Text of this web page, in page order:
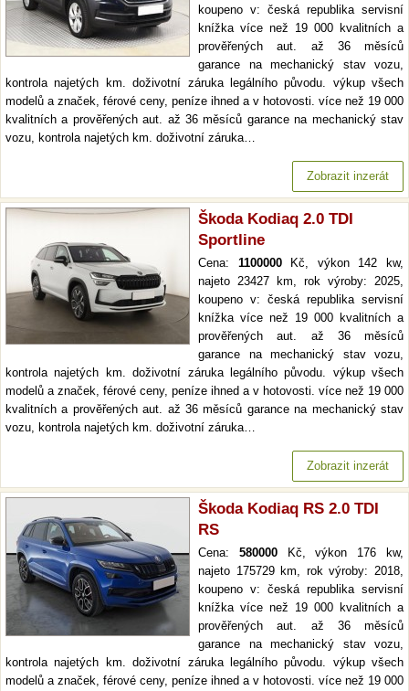
koupeno v: česká republika servisní
knížka více než 19 000 kvalitních a
prověřených aut. až 36 měsíců
garance na mechanický stav vozu,
kontrola najetých km. doživotní záruka legálního původu. výkup všech
modelů a značek, férové ceny, peníze ihned a v hotovosti. více než 19 000
kvalitních a prověřených aut. až 36 měsíců garance na mechanický stav
vozu, kontrola najetých km. doživotní záruka…
Zobrazit inzerát
Škoda Kodiaq 2.0 TDI
Sportline
Cena: 1100000Kč, výkon 142 kw,
najeto 23427 km, rok výroby: 2025,
koupeno v: česká republika servisní
knížka více než 19 000 kvalitních a
prověřených aut. až 36 měsíců
garance na mechanický stav vozu,
kontrola najetých km. doživotní záruka legálního původu. výkup všech
modelů a značek, férové ceny, peníze ihned a v hotovosti. více než 19 000
kvalitních a prověřených aut. až 36 měsíců garance na mechanický stav
vozu, kontrola najetých km. doživotní záruka…
Zobrazit inzerát
Škoda Kodiaq RS 2.0 TDI
RS
Cena: 580000Kč, výkon 176 kw,
najeto 175729 km, rok výroby: 2018,
koupeno v: česká republika servisní
knížka více než 19 000 kvalitních a
prověřených aut. až 36 měsíců
garance na mechanický stav vozu,
kontrola najetých km. doživotní záruka legálního původu. výkup všech
modelů a značek, férové ceny, peníze ihned a v hotovosti. více než 19 000